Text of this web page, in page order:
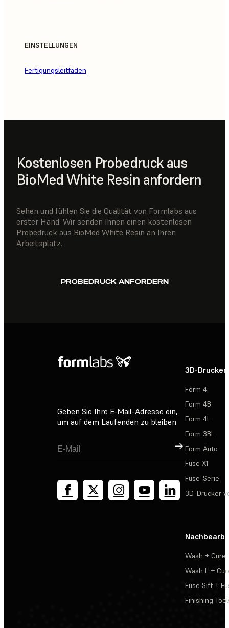
EINSTELLUNGEN
Fertigungsleitfaden
Kostenlosen Probedruck aus
BioMed White Resin anfordern
Sehen und fühlen Sie die Qualität von Formlabs aus
erster Hand. Wir senden Ihnen einen kostenlosen
Probedruck aus BioMed White Resin an Ihren
Arbeitsplatz.
PROBEDRUCK ANFORDERN
Geben Sie Ihre E-Mail-Adresse ein,
um auf dem Laufenden zu bleiben
Registrieren
3D-Drucker
Form 4
Form 4B
Form 4L
Form 3BL
Form Auto
Fuse X1
Fuse-Serie
3D-Drucker
Wash + Cure
Wash L +
Fuse Sift +
Finishing